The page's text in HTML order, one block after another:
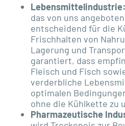
Lebensmittelindustrie:
das von uns
entscheidend für die
Frischhalten von
Lagerung und
garantiert, dass
Fleisch und Fisch
verderbliche
optimalen
ohne die Kühlkette zu
Pharmazeutische